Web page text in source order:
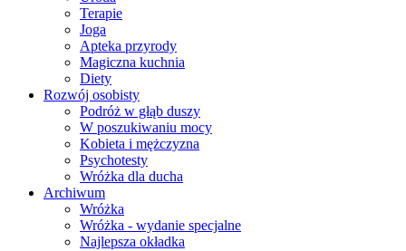
Terapie
Joga
Apteka przyrody
Magiczna kuchnia
Diety
Rozwój osobisty
Podróż w głąb duszy
W poszukiwaniu mocy
Kobieta i mężczyzna
Psychotesty
Wróżka dla ducha
Archiwum
Wróżka
Wróżka - wydanie specjalne
Najlepsza okładka